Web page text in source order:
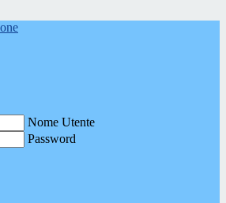
Nome Utente
Password